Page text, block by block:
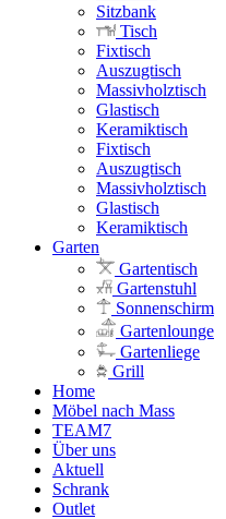
Sitzbank
Tisch
Fixtisch
Auszugtisch
Massivholztisch
Glastisch
Keramiktisch
Fixtisch
Auszugtisch
Massivholztisch
Glastisch
Keramiktisch
Garten
Gartentisch
Gartenstuhl
Sonnenschirm
Gartenlounge
Gartenliege
Grill
Home
Möbel nach Mass
TEAM7
Über uns
Aktuell
Schrank
Outlet